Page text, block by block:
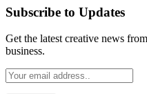
Subscribe to Updates
Get the latest creative news
business.